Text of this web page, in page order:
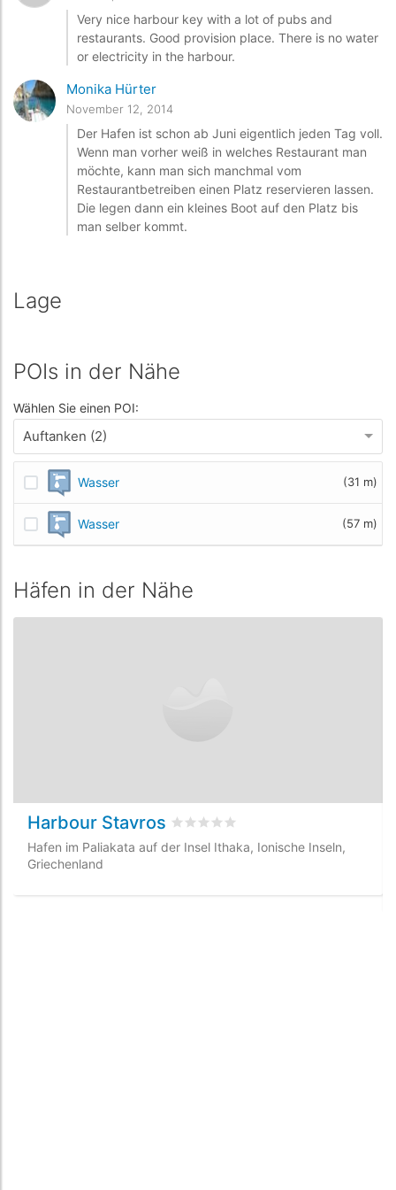
Very nice harbour key with a lot of pubs and
restaurants. Good provision place. There is no water
or electricity in the harbour.
Monika Hürter
November 12, 2014
Der Hafen ist schon ab Juni eigentlich jeden Tag voll.
Wenn man vorher weiß in welches Restaurant man
möchte, kann man sich manchmal vom
Restaurantbetreiben einen Platz reservieren lassen.
Die legen dann ein kleines Boot auf den Platz bis
man selber kommt.
Lage
POIs in der Nähe
Wählen Sie einen POI:
Auftanken (2)
Wasser (31 m)
Wasser (57 m)
Häfen in der Nähe
Harbour Stavros bewertet0
Hafen im Paliakata auf der Insel Ithaka, Ionische Inseln,
Griechenland